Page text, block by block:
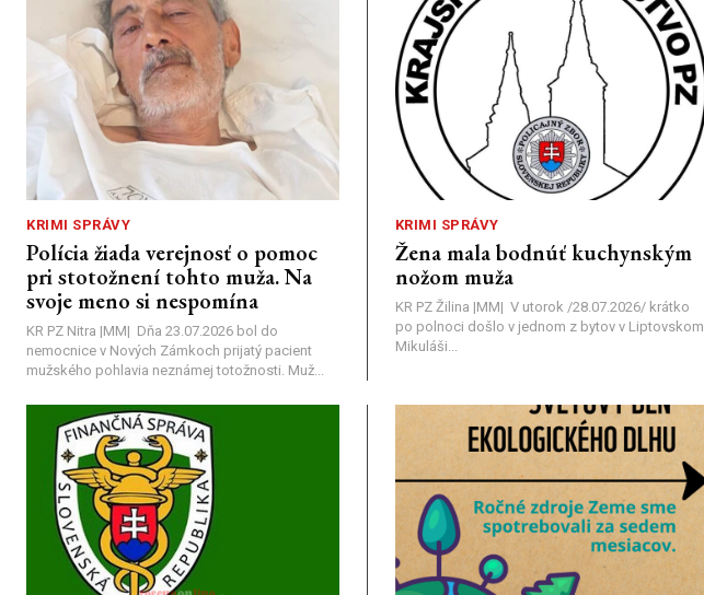
KRIMI SPRÁVY
Polícia žiada verejnosť o pomoc
pri stotožnení tohto muža. Na
svoje meno si nespomína
KR PZ Nitra |MM| Dňa 23.07.2026 bol do
nemocnice v Nových Zámkoch prijatý pacient
mužského pohlavia neznámej totožnosti. Muž...
KRIMI SPRÁVY
Žena mala bodnúť kuchynským
nožom muža
KR PZ Žilina |MM| V utorok /28.07.2026/ krátko
po polnoci došlo v jednom z bytov v Liptovskom
Mikuláši...